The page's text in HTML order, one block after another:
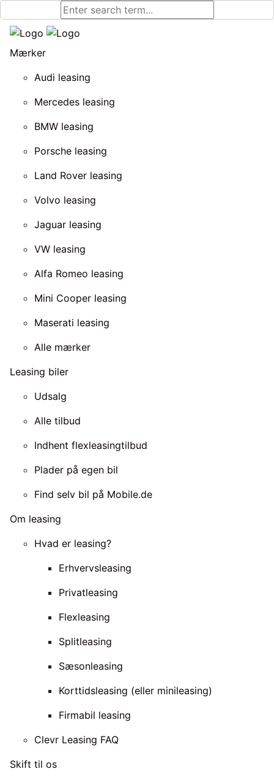
Mærker
Audi leasing
Mercedes leasing
BMW leasing
Porsche leasing
Land Rover leasing
Volvo leasing
Jaguar leasing
VW leasing
Alfa Romeo leasing
Mini Cooper leasing
Maserati leasing
Alle mærker
Leasing biler
Udsalg
Alle tilbud
Indhent flexleasingtilbud
Plader på egen bil
Find selv bil på Mobile.de
Om leasing
Hvad er leasing?
Erhvervsleasing
Privatleasing
Flexleasing
Splitleasing
Sæsonleasing
Korttidsleasing (eller minileasing)
Firmabil leasing
Clevr Leasing FAQ
Skift til os